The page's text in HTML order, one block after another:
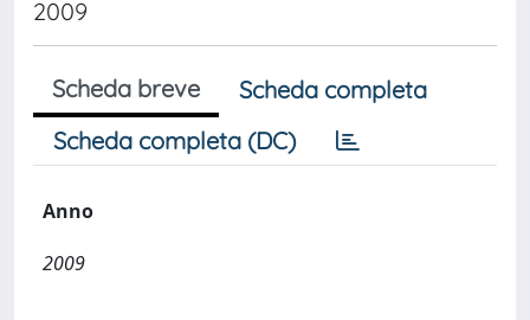
2009
Scheda breve
Scheda completa
Scheda completa (DC)
Anno
2009